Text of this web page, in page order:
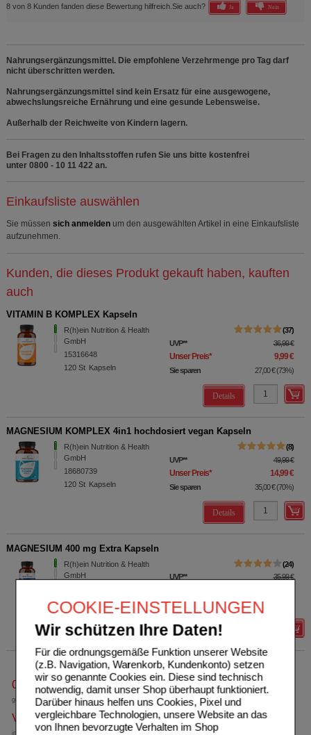
COOKIE-EINSTELLUNGEN
Wir schützen Ihre Daten!
Für die ordnungsgemäße Funktion unserer Website
(z.B. Navigation, Warenkorb, Kundenkonto) setzen
wir so genannte Cookies ein. Diese sind technisch
notwendig, damit unser Shop überhaupt funktioniert.
Darüber hinaus helfen uns Cookies, Pixel und
vergleichbare Technologien, unsere Website an das
von Ihnen bevorzugte Verhalten im Shop
8 von 8 Kunden fanden diese Bewertung hilfreich. Sie auch? Ja Nein
Nahrungsergänzungsmittel. Die empfohlene Verzehrmenge pro Tag darf
nicht überschritten werden.
Nahrungsergänzungsmittel sind kein Ersatz für eine ausgewogene,
abwechslungsreiche Ernährung und eine gesunde Lebensweise.
Außerhalb der Reichweite von Kindern lagern.
Bei Fragen zu den Inhaltsstoffen rufen Sie uns bitte kostenfrei
unter 0800 - 10 11 422 an.
Einkaufsliste auswählen
Sie müssen sich anmelden um den ausgewählten Artikel in eine Einkaufsliste
aufzunehmen.
Kunden, die dieses Produkt gekauft haben, kauften
auch
VITAMIN B KOMPLEX Kapseln
R(h)ein Nutrition & Health
GmbH
15316648
120 St Kapseln
37
UVP** 36,99 €
Unser Preis* 9,99 €
Sie sparen 27,00 € (73%)
Details
MAGNESIUM KOMPLEX 4in1 hochdosiert vegan Kapseln
R(h)ein Nutrition & Health
GmbH
18680739
120 St Kapseln
8
UVP** 49,99 €
Unser Preis* 14,99 €
Sie sparen 35,00 € (70%)
Details
MAGNESIUM 400 mg Extra Kapseln
R(h)ein Nutrition & Health
GmbH
120St Kapseln
24
UVP** 35,99 €
Sie sparen 26,00 €
Details
0800-10 11 422
gebührenfreie Rufnummer
Versandkostenfrei
innerhalb Deutschlands bei einem